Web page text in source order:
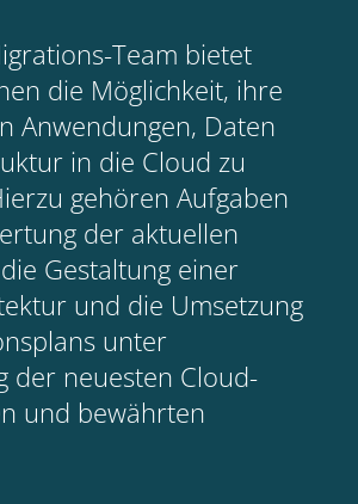
Team bietet
die Möglichkeit, ihre
Anwendungen, Daten
in die Cloud zu
gehören Aufgaben
der aktuellen
Gestaltung einer
und die Umsetzung
unter
der neuesten Cloud-
und bewährten